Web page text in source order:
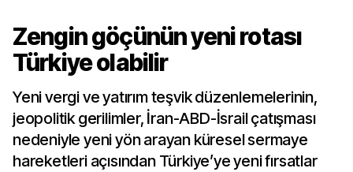
Zengin göçünün yeni rotası
Türkiye olabilir
Yeni vergi ve yatırım teşvik düzenlemelerinin,
jeopolitik gerilimler, İran-ABD-İsrail çatışması
nedeniyle yeni yön arayan küresel sermaye
hareketleri açısından Türkiye’ye yeni fırsatlar